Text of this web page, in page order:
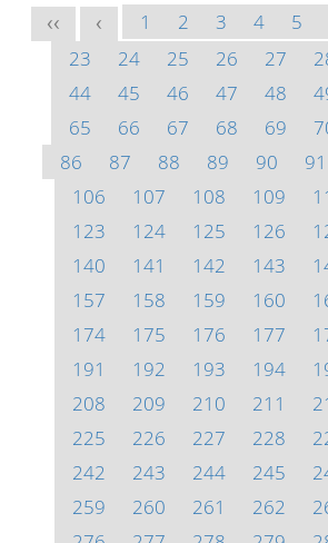
<< < 1 2 3 4 5
23
24 25 26 27
44
45 46 47 48
65
66 67 68 69
86
87 88 89 90 91
106
107 108 109
123
124 125 126
140
141 142 143
157
158 159 160
174
175 176 177
191
192 193 194
208
209 210 211
225
226 227 228
242
243 244 245
259
260 261 262